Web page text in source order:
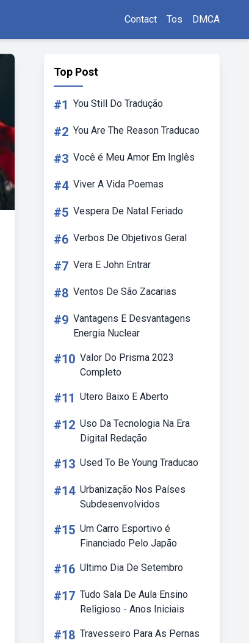
Contact Tos DMCA
Top Post
#1 You Still Do Tradução
#2 You Are The Reason Traducao
#3 Você é Meu Amor Em Inglês
#4 Viver A Vida Poemas
#5 Vespera De Natal Feriado
#6 Verbos De Objetivos Geral
#7 Vera E John Entrar
#8 Ventos De São Zacarias
#9 Vantagens E Desvantagens
Energia Nuclear
#10 Valor Do Prisma 2023
Completo
#11 Utero Baixo E Aberto
#12 Uso Da Tecnologia Na Era
Digital Redação
#13 Used To Be Young Traducao
#14 Urbanização Nos Países
Subdesenvolvidos
#15 Um Carro Esportivo é
Financiado Pelo Japão
#16 Ultimo Dia De Setembro
#17 Tudo Sala De Aula Ensino
Religioso - Anos Iniciais
#18 Travesseiro Para As Pernas